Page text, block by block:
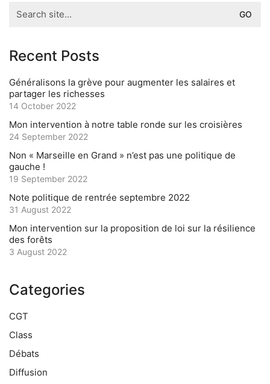
for:
Recent Posts
Généralisons la grève pour augmenter les salaires et
partager les richesses
14 October 2022
Mon intervention à notre table ronde sur les croisières
24 September 2022
Non « Marseille en Grand » n’est pas une politique de
gauche !
19 September 2022
Note politique de rentrée septembre 2022
31 August 2022
Mon intervention sur la proposition de loi sur la résilience
des forêts
3 August 2022
Categories
CGT
Class
Débats
Diffusion